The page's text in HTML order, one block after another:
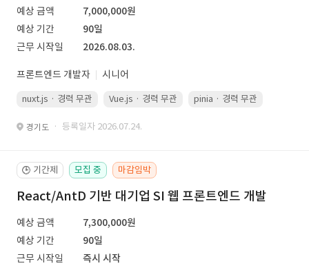
예상 금액
7,000,000원
예상 기간
90일
근무 시작일
2026.08.03.
프론트엔드 개발자 시니어
nuxt.js · 경력 무관 Vue.js · 경력 무관 pinia · 경력 무관
경기도 · 등록일자 2026.07.24.
🕒 기간제 모집 중 마감임박
React/AntD 기반 대기업 SI 웹 프론트엔드 개발
예상 금액
7,300,000원
예상 기간
90일
근무 시작일
즉시 시작